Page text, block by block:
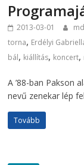
2013-03-01 md
torna, Erdélyi
bál, kiállítás, koncert,
A ’88-ban Pakson
nevű zenekar lép
Tovább